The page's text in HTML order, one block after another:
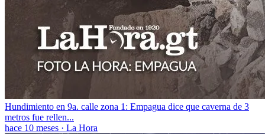
Hundimiento en 9a. calle zona 1: Empagua dice que caverna de 3
metros fue rellen...
hace 10 meses · La Hora